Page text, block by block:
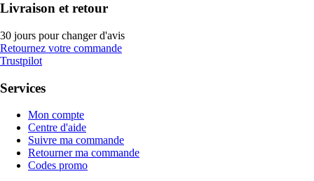
Livraison et retour
30 jours pour changer d'avis
Retournez votre commande
Trustpilot
Services
Mon compte
Centre d'aide
Suivre ma commande
Retourner ma commande
Codes promo